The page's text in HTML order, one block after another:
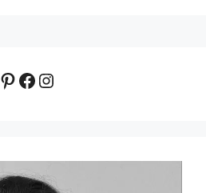
Pinterest
Facebook
Instagram